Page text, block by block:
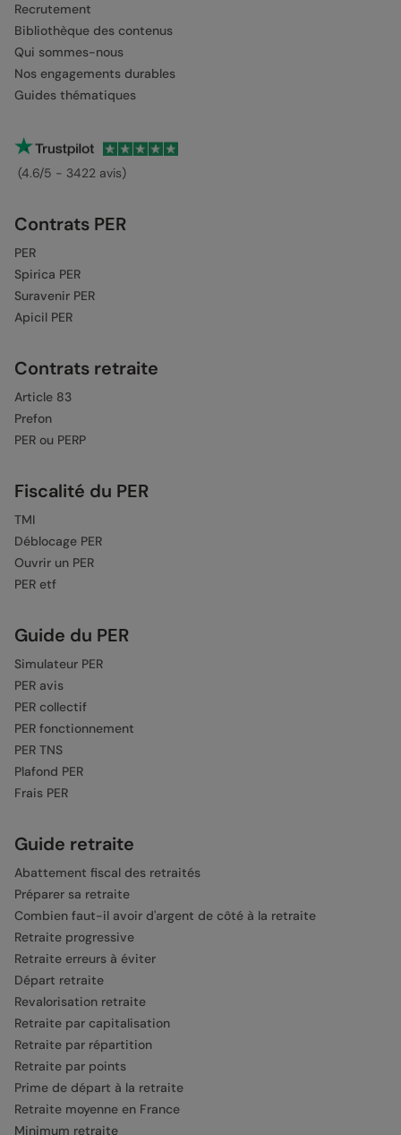
Recrutement
Bibliothèque des contenus
Qui sommes-nous
Nos engagements durables
Guides thématiques
(4.6/5 - 3422 avis)
Contrats PER
PER
Spirica PER
Suravenir PER
Apicil PER
Contrats retraite
Article 83
Prefon
PER ou PERP
Fiscalité du PER
TMI
Déblocage PER
Ouvrir un PER
PER etf
Guide du PER
Simulateur PER
PER avis
PER collectif
PER fonctionnement
PER TNS
Plafond PER
Frais PER
Guide retraite
Abattement fiscal des retraités
Préparer sa retraite
Combien faut-il avoir d'argent de côté à la retraite
Retraite progressive
Retraite erreurs à éviter
Départ retraite
Revalorisation retraite
Retraite par capitalisation
Retraite par répartition
Retraite par points
Prime de départ à la retraite
Retraite moyenne en France
Minimum retraite